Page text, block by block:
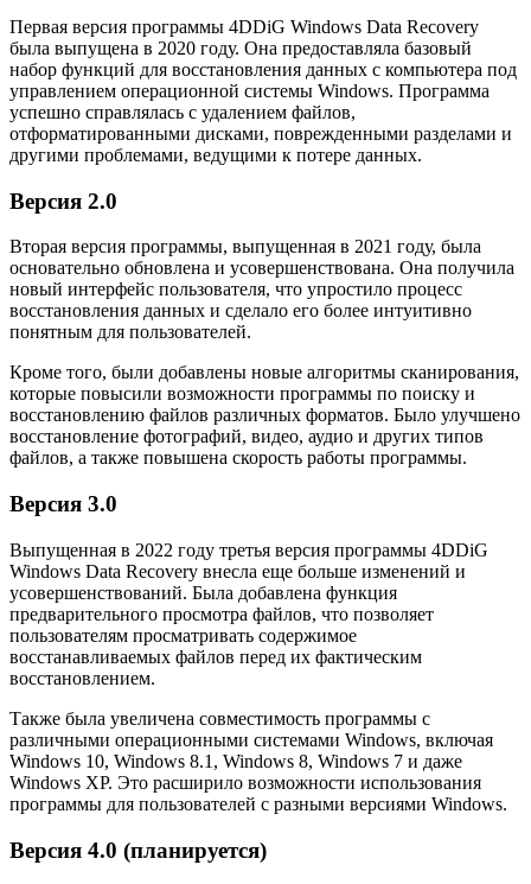
Первая версия программы 4DDiG Windows Data Recovery
была выпущена в 2020 году. Она предоставляла базовый
набор функций для восстановления данных с компьютера под
управлением операционной системы Windows. Программа
успешно справлялась с удалением файлов,
отформатированными дисками, поврежденными разделами и
другими проблемами, ведущими к потере данных.
Версия 2.0
Вторая версия программы, выпущенная в 2021 году, была
основательно обновлена и усовершенствована. Она получила
новый интерфейс пользователя, что упростило процесс
восстановления данных и сделало его более интуитивно
понятным для пользователей.
Кроме того, были добавлены новые алгоритмы сканирования,
которые повысили возможности программы по поиску и
восстановлению файлов различных форматов. Было улучшено
восстановление фотографий, видео, аудио и других типов
файлов, а также повышена скорость работы программы.
Версия 3.0
Выпущенная в 2022 году третья версия программы 4DDiG
Windows Data Recovery внесла еще больше изменений и
усовершенствований. Была добавлена функция
предварительного просмотра файлов, что позволяет
пользователям просматривать содержимое
восстанавливаемых файлов перед их фактическим
восстановлением.
Также была увеличена совместимость программы с
различными операционными системами Windows, включая
Windows 10, Windows 8.1, Windows 8, Windows 7 и даже
Windows XP. Это расширило возможности использования
программы для пользователей с разными версиями Windows.
Версия 4.0 (планируется)